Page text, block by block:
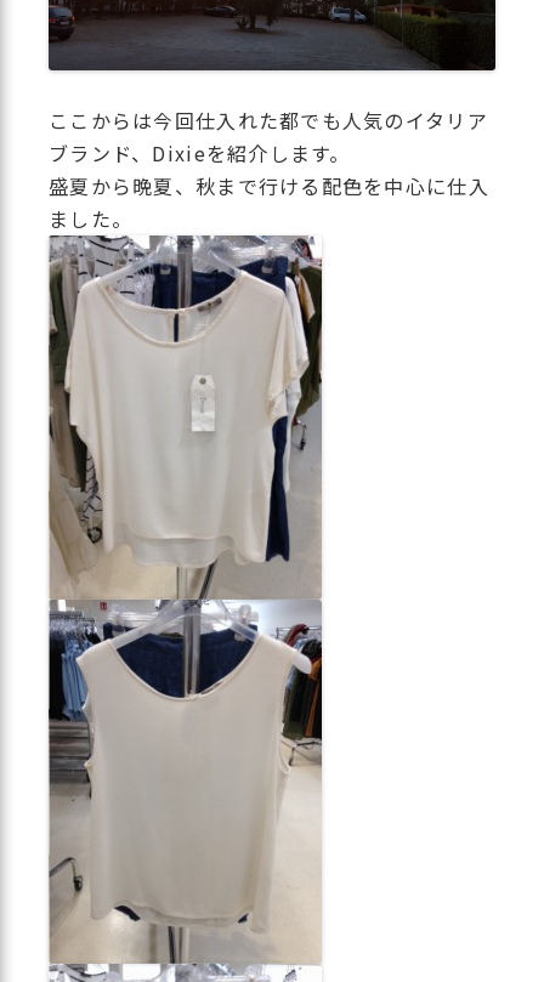
ここからは今回仕入れた都でも人気のイタリア
ブランド、Dixieを紹介します。
盛夏から晩夏、秋まで行ける配色を中心に仕入
ました。